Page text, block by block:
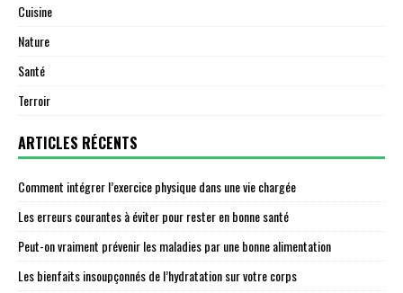
Cuisine
Nature
Santé
Terroir
ARTICLES RÉCENTS
Comment intégrer l’exercice physique dans une vie chargée
Les erreurs courantes à éviter pour rester en bonne santé
Peut-on vraiment prévenir les maladies par une bonne alimentation
Les bienfaits insoupçonnés de l’hydratation sur votre corps